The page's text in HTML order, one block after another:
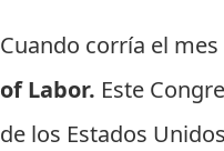
Cuando corría el
of Labor. Este
de los Estados